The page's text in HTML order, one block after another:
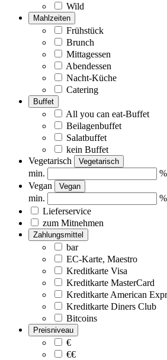
Wild
Mahlzeiten
Frühstück
Brunch
Mittagessen
Abendessen
Nacht-Küche
Catering
Buffet
All you can eat-Buffet
Beilagenbuffet
Salatbuffet
kein Buffet
Vegetarisch
Vegetarisch
min.
Vegan
Vegan
min.
Lieferservice
zum Mitnehmen
Zahlungsmittel
bar
EC-Karte, Maestro
Kreditkarte Visa
Kreditkarte MasterCard
Kreditkarte American
Kreditkarte Diners Club
Bitcoins
Preisniveau
€
€€